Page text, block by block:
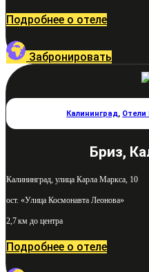
Подробнее о отеле
Забронировать
Калининград, Отели
Бриз,
Калининград, улица Карла Маркса, 10
ост. «Улица Космонавта Леонова»
2,7 км до центра
Подробнее о отеле